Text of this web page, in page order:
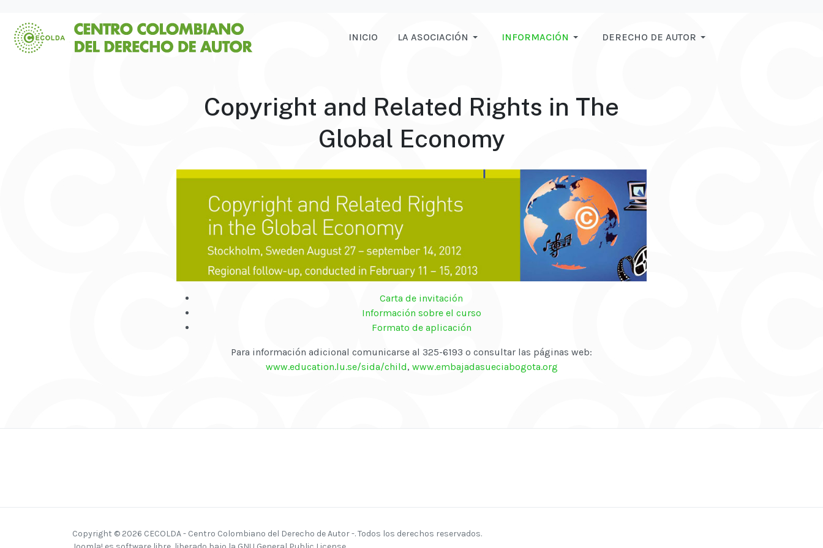
INICIO LA ASOCIACIÓN INFORMACIÓN DERECHO DE AUTOR
Copyright and Related Rights in The
Global Economy
Carta de invitación
Información sobre el curso
Formato de aplicación
Para información adicional comunicarse al 325-6193 o consultar las páginas web:
www.education.lu.se/sida/child, www.embajadasueciabogota.org
Copyright © 2026 CECOLDA - Centro Colombiano del Derecho de Autor -. Todos los derechos reservados.